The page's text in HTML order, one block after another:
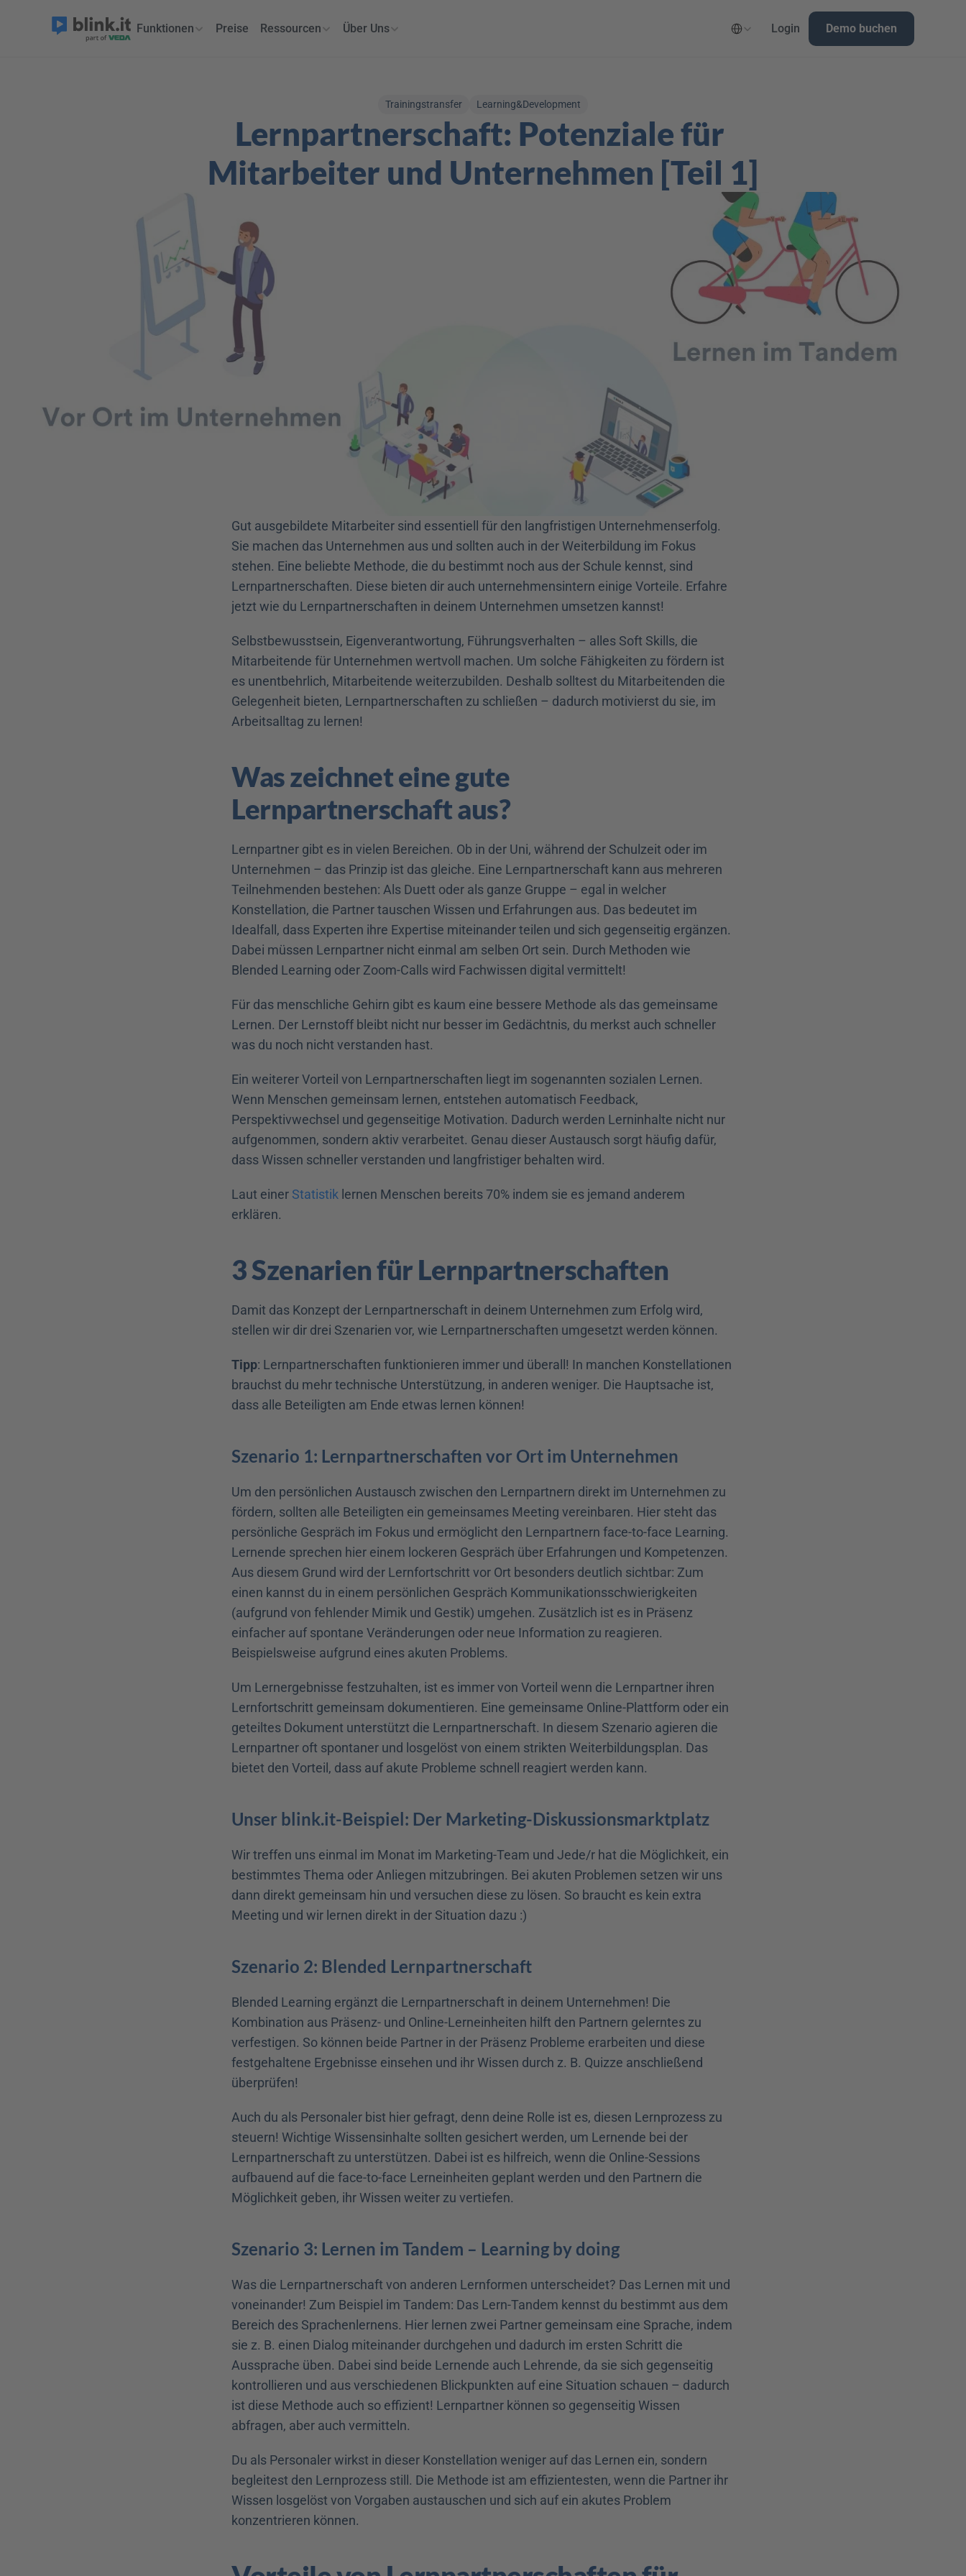
Trainingstransfer Learning&Development
Lernpartnerschaft: Potenziale für
Mitarbeiter und Unternehmen [Teil 1]
Gut ausgebildete Mitarbeiter sind essentiell für den langfristigen Unternehmenserfolg.
Sie machen das Unternehmen aus und sollten auch in der Weiterbildung im Fokus
stehen. Eine beliebte Methode, die du bestimmt noch aus der Schule kennst, sind
Lernpartnerschaften. Diese bieten dir auch unternehmensintern einige Vorteile. Erfahre
jetzt wie du Lernpartnerschaften in deinem Unternehmen umsetzen kannst!
Selbstbewusstsein, Eigenverantwortung, Führungsverhalten – alles Soft Skills, die
Mitarbeitende für Unternehmen wertvoll machen. Um solche Fähigkeiten zu fördern ist
es unentbehrlich, Mitarbeitende weiterzubilden. Deshalb solltest du Mitarbeitenden die
Gelegenheit bieten, Lernpartnerschaften zu schließen – dadurch motivierst du sie, im
Arbeitsalltag zu lernen!
Was zeichnet eine gute
Lernpartnerschaft aus?
Lernpartner gibt es in vielen Bereichen. Ob in der Uni, während der Schulzeit oder im
Unternehmen – das Prinzip ist das gleiche. Eine Lernpartnerschaft kann aus mehreren
Teilnehmenden bestehen: Als Duett oder als ganze Gruppe – egal in welcher
Konstellation, die Partner tauschen Wissen und Erfahrungen aus. Das bedeutet im
Idealfall, dass Experten ihre Expertise miteinander teilen und sich gegenseitig ergänzen.
Dabei müssen Lernpartner nicht einmal am selben Ort sein. Durch Methoden wie
Blended Learning oder Zoom-Calls wird Fachwissen digital vermittelt!
Für das menschliche Gehirn gibt es kaum eine bessere Methode als das gemeinsame
Lernen. Der Lernstoff bleibt nicht nur besser im Gedächtnis, du merkst auch schneller
was du noch nicht verstanden hast.
Ein weiterer Vorteil von Lernpartnerschaften liegt im sogenannten sozialen Lernen.
Wenn Menschen gemeinsam lernen, entstehen automatisch Feedback,
Perspektivwechsel und gegenseitige Motivation. Dadurch werden Lerninhalte nicht nur
aufgenommen, sondern aktiv verarbeitet. Genau dieser Austausch sorgt häufig dafür,
dass Wissen schneller verstanden und langfristiger behalten wird.
Laut einer Statistik lernen Menschen bereits 70% indem sie es jemand anderem
erklären.
3 Szenarien für Lernpartnerschaften
Damit das Konzept der Lernpartnerschaft in deinem Unternehmen zum Erfolg wird,
stellen wir dir drei Szenarien vor, wie Lernpartnerschaften umgesetzt werden können.
Tipp: Lernpartnerschaften funktionieren immer und überall! In manchen Konstellationen
brauchst du mehr technische Unterstützung, in anderen weniger. Die Hauptsache ist,
dass alle Beteiligten am Ende etwas lernen können!
Szenario 1: Lernpartnerschaften vor Ort im Unternehmen
Um den persönlichen Austausch zwischen den Lernpartnern direkt im Unternehmen zu
fördern, sollten alle Beteiligten ein gemeinsames Meeting vereinbaren. Hier steht das
persönliche Gespräch im Fokus und ermöglicht den Lernpartnern face-to-face Learning.
Lernende sprechen hier einem lockeren Gespräch über Erfahrungen und Kompetenzen.
Aus diesem Grund wird der Lernfortschritt vor Ort besonders deutlich sichtbar: Zum
einen kannst du in einem persönlichen Gespräch Kommunikationsschwierigkeiten
(aufgrund von fehlender Mimik und Gestik) umgehen. Zusätzlich ist es in Präsenz
einfacher auf spontane Veränderungen oder neue Information zu reagieren.
Beispielsweise aufgrund eines akuten Problems.
Um Lernergebnisse festzuhalten, ist es immer von Vorteil wenn die Lernpartner ihren
Lernfortschritt gemeinsam dokumentieren. Eine gemeinsame Online-Plattform oder ein
geteiltes Dokument unterstützt die Lernpartnerschaft. In diesem Szenario agieren die
Lernpartner oft spontaner und losgelöst von einem strikten Weiterbildungsplan. Das
bietet den Vorteil, dass auf akute Probleme schnell reagiert werden kann.
Unser blink.it-Beispiel: Der Marketing-Diskussionsmarktplatz
Wir treffen uns einmal im Monat im Marketing-Team und Jede/r hat die Möglichkeit, ein
bestimmtes Thema oder Anliegen mitzubringen. Bei akuten Problemen setzen wir uns
dann direkt gemeinsam hin und versuchen diese zu lösen. So braucht es kein extra
Meeting und wir lernen direkt in der Situation dazu :)
Szenario 2: Blended Lernpartnerschaft
Blended Learning ergänzt die Lernpartnerschaft in deinem Unternehmen! Die
Kombination aus Präsenz- und Online-Lerneinheiten hilft den Partnern gelerntes zu
verfestigen. So können beide Partner in der Präsenz Probleme erarbeiten und diese
festgehaltene Ergebnisse einsehen und ihr Wissen durch z. B. Quizze anschließend
überprüfen!
Auch du als Personaler bist hier gefragt, denn deine Rolle ist es, diesen Lernprozess zu
steuern! Wichtige Wissensinhalte sollten gesichert werden, um Lernende bei der
Lernpartnerschaft zu unterstützen. Dabei ist es hilfreich, wenn die Online-Sessions
aufbauend auf die face-to-face Lerneinheiten geplant werden und den Partnern die
Möglichkeit geben, ihr Wissen weiter zu vertiefen.
Szenario 3: Lernen im Tandem – Learning by doing
Was die Lernpartnerschaft von anderen Lernformen unterscheidet? Das Lernen mit und
voneinander! Zum Beispiel im Tandem: Das Lern-Tandem kennst du bestimmt aus dem
Bereich des Sprachenlernens. Hier lernen zwei Partner gemeinsam eine Sprache, indem
sie z. B. einen Dialog miteinander durchgehen und dadurch im ersten Schritt die
Aussprache üben. Dabei sind beide Lernende auch Lehrende, da sie sich gegenseitig
kontrollieren und aus verschiedenen Blickpunkten auf eine Situation schauen – dadurch
ist diese Methode auch so effizient! Lernpartner können so gegenseitig Wissen
abfragen, aber auch vermitteln.
Du als Personaler wirkst in dieser Konstellation weniger auf das Lernen ein, sondern
begleitest den Lernprozess still. Die Methode ist am effizientesten, wenn die Partner ihr
Wissen losgelöst von Vorgaben austauschen und sich auf ein akutes Problem
konzentrieren können.
Funktionen Preise Ressourcen Über Uns Login Demo buchen